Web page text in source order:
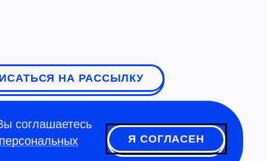
НА РАССЫЛКУ
соглашаетесь
Я СОГЛАСЕН